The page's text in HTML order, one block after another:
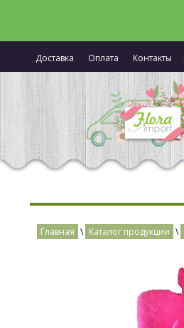
Доставка Оплата Контакты
Главная \ Каталог продукции \